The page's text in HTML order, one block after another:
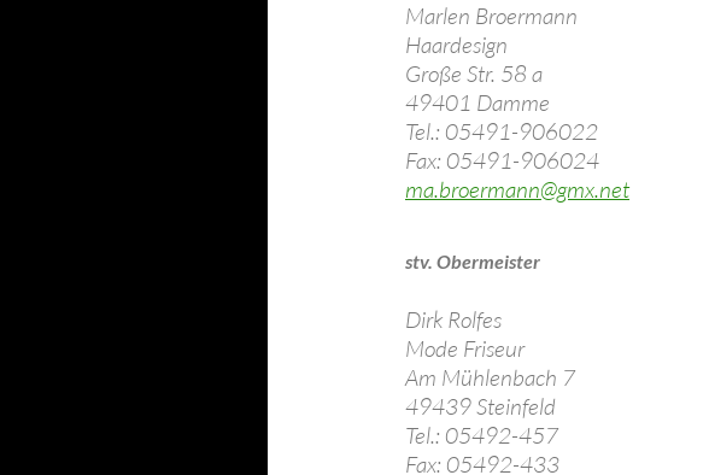
Marlen Broermann
Haardesign
Große Str. 58 a
49401 Damme
Tel.: 05491-906022
Fax: 05491-906024
ma.broermann@gmx.net
stv. Obermeister
Dirk Rolfes
Mode Friseur
Am Mühlenbach 7
49439 Steinfeld
Tel.: 05492-457
Fax: 05492-433